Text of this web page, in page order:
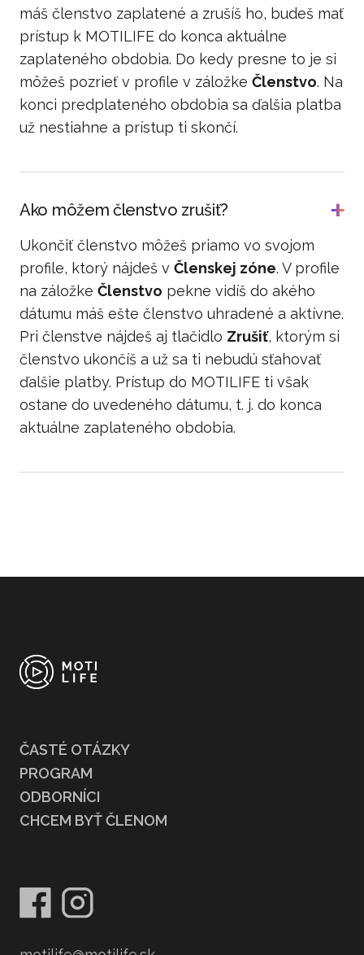
máš členstvo zaplatené a zrušíš ho, budeš mať
prístup k MOTILIFE do konca aktuálne
zaplateného obdobia. Do kedy presne to je si
môžeš pozrieť v profile v záložke Členstvo. Na
konci predplateného obdobia sa ďalšia platba
už nestiahne a prístup ti skončí.
Ako môžem členstvo zrušiť?
Ukončiť členstvo môžeš priamo vo svojom
profile, ktorý nájdeš v Členskej zóne. V profile
na záložke Členstvo pekne vidíš do akého
dátumu máš ešte členstvo uhradené a aktívne.
Pri členstve nájdeš aj tlačidlo Zrušiť, ktorým si
členstvo ukončíš a už sa ti nebudú sťahovať
ďalšie platby. Prístup do MOTILIFE ti však
ostane do uvedeného dátumu, t. j. do konca
aktuálne zaplateného obdobia.
ČASTÉ OTÁZKY
PROGRAM
ODBORNÍCI
CHCEM BYŤ ČLENOM